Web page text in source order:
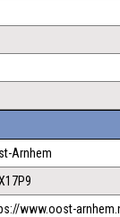
Arnhem
www.oost-